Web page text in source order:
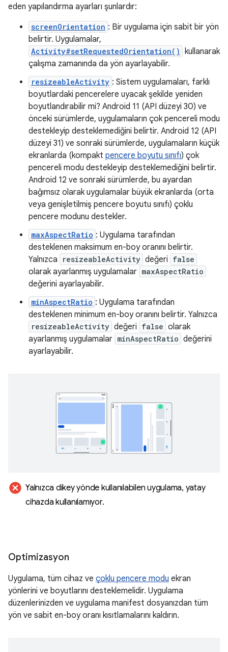
eden yapılandırma ayarları şunlardır:
screenOrientation : Bir uygulama için sabit bir yön
belirtir. Uygulamalar,
Activity#setRequestedOrientation()
kullanarak
çalışma zamanında da yön ayarlayabilir.
resizeableActivity : Sistem uygulamaları, farklı
boyutlardaki pencerelere uyacak şekilde yeniden
boyutlandırabilir mi? Android 11 (API düzeyi 30) ve
önceki sürümlerde, uygulamaların çok pencereli modu
destekleyip desteklemediğini belirtir. Android 12 (API
düzeyi 31) ve sonraki sürümlerde, uygulamaların küçük
ekranlarda (kompakt pencere boyutu sınıfı) çok
pencereli modu destekleyip desteklemediğini belirtir.
Android 12 ve sonraki sürümlerde, bu ayardan
bağımsız olarak uygulamalar büyük ekranlarda (orta
veya genişletilmiş pencere boyutu sınıfı) çoklu
pencere modunu destekler.
maxAspectRatio : Uygulama tarafından
desteklenen maksimum en-boy oranını belirtir.
Yalnızca
resizeableActivity değeri false
olarak ayarlanmış uygulamalar maxAspectRatio
değerini ayarlayabilir.
minAspectRatio : Uygulama tarafından
desteklenen minimum en-boy oranını belirtir. Yalnızca
resizeableActivity değeri false olarak
ayarlanmış uygulamalar minAspectRatio değerini
ayarlayabilir.
cancel Yalnızca dikey yönde kullanılabilen uygulama, yatay
cihazda kullanılamıyor.
Optimizasyon
Uygulama, tüm cihaz ve çoklu pencere modu ekran
yönlerini ve boyutlarını desteklemelidir. Uygulama
düzenlerinizden ve uygulama manifest dosyanızdan tüm
yön ve sabit en-boy oranı kısıtlamalarını kaldırın.